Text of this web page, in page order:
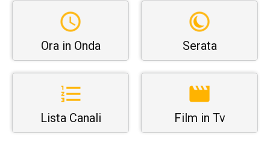
Ora in Onda Serata
Lista Canali Film in Tv